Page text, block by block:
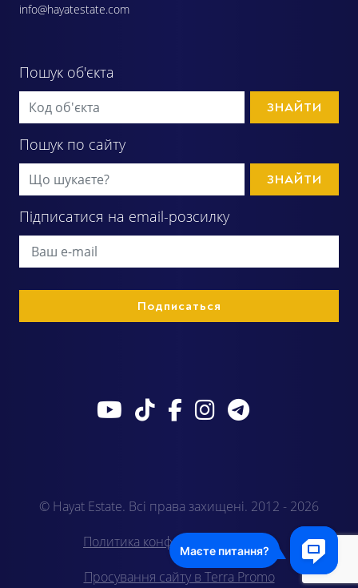
info@hayatestate.com
Пошук об'єкта
ЗНАЙТИ
Пошук по сайту
ЗНАЙТИ
Підписатися на email-розсилку
© Hayat Estate. Всі права захищені. 2012 - 2026
Политика конфиденциальности
Просування сайту в Terra Promo